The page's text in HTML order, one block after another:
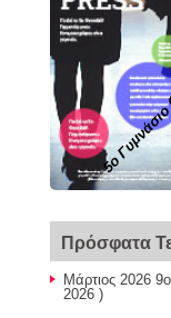
5ο
Πρόσφατα
Μάρτιος 2026
2026 )